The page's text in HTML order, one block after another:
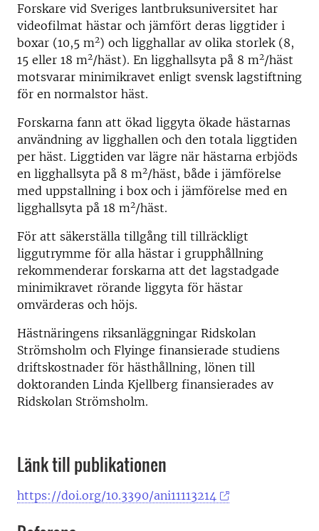
Forskare vid Sveriges lantbruksuniversitet har
videofilmat hästar och jämfört deras liggtider i
boxar (10,5 m2) och ligghallar av olika storlek (8,
15 eller 18 m2/häst). En ligghallsyta på 8 m2/häst
motsvarar minimikravet enligt svensk lagstiftning
för en normalstor häst.
Forskarna fann att ökad liggyta ökade hästarnas
användning av ligghallen och den totala liggtiden
per häst. Liggtiden var lägre när hästarna erbjöds
en ligghallsyta på 8 m2/häst, både i jämförelse
med uppstallning i box och i jämförelse med en
ligghallsyta på 18 m2/häst.
För att säkerställa tillgång till tillräckligt
liggutrymme för alla hästar i grupphållning
rekommenderar forskarna att det lagstadgade
minimikravet rörande liggyta för hästar
omvärderas och höjs.
Hästnäringens riksanläggningar Ridskolan
Strömsholm och Flyinge finansierade studiens
driftskostnader för hästhållning, lönen till
doktoranden Linda Kjellberg finansierades av
Ridskolan Strömsholm.
Länk till publikationen
https://doi.org/10.3390/ani11113214